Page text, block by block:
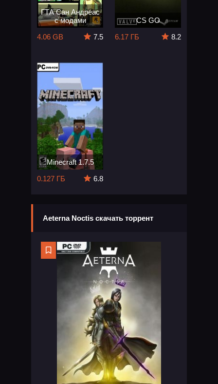
ГТА Сан Андреас
с модами
4.06 GB
7.5
CS GO
6.17 ГБ
8.2
Minecraft 1.7.5
0.127 ГБ
6.8
Aeterna Noctis скачать торрент